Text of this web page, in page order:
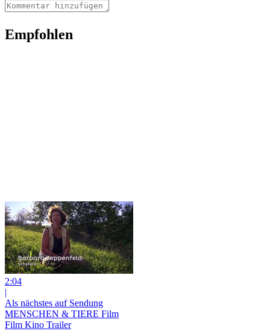
Empfohlen
2:04
|
Als nächstes auf Sendung
MENSCHEN & TIERE Film
Film Kino Trailer